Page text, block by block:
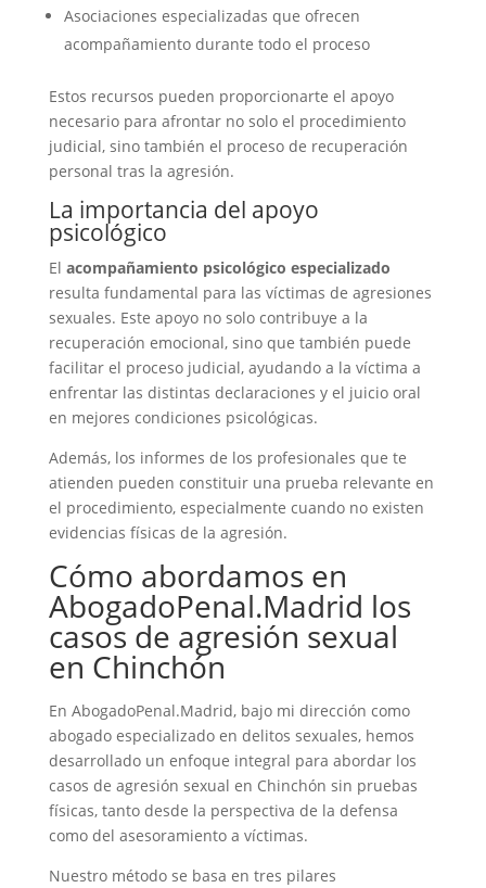
Asociaciones especializadas que ofrecen
acompañamiento durante todo el proceso
Estos recursos pueden proporcionarte el apoyo
necesario para afrontar no solo el procedimiento
judicial, sino también el proceso de recuperación
personal tras la agresión.
La importancia del apoyo
psicológico
El acompañamiento psicológico especializado
resulta fundamental para las víctimas de agresiones
sexuales. Este apoyo no solo contribuye a la
recuperación emocional, sino que también puede
facilitar el proceso judicial, ayudando a la víctima a
enfrentar las distintas declaraciones y el juicio oral
en mejores condiciones psicológicas.
Además, los informes de los profesionales que te
atienden pueden constituir una prueba relevante en
el procedimiento, especialmente cuando no existen
evidencias físicas de la agresión.
Cómo abordamos en
AbogadoPenal.Madrid los
casos de agresión sexual
en Chinchón
En AbogadoPenal.Madrid, bajo mi dirección como
abogado especializado en delitos sexuales, hemos
desarrollado un enfoque integral para abordar los
casos de agresión sexual en Chinchón sin pruebas
físicas, tanto desde la perspectiva de la defensa
como del asesoramiento a víctimas.
Nuestro método se basa en tres pilares